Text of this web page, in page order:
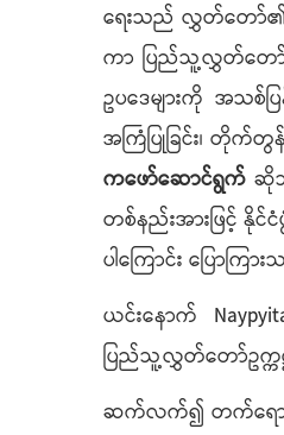
ရေးသည် လွှတ်တော်၏အဓိ
ကာ ပြည်သူ့လွှတ်တော်က
ဥပဒေများကို အသစ်ပ
အကြံပြုခြင်း၊ တိုက်တွ
ကဖော်ဆောင်ရွက် ဆို
တစ်နည်းအားဖြင့် နို
ပါကြောင်း ပြောကြာ
ယင်းနောက်
ပြည်သူ့လွှတ်တော်ဥက္
ဆက်လက်၍ တက်ရောက်လ